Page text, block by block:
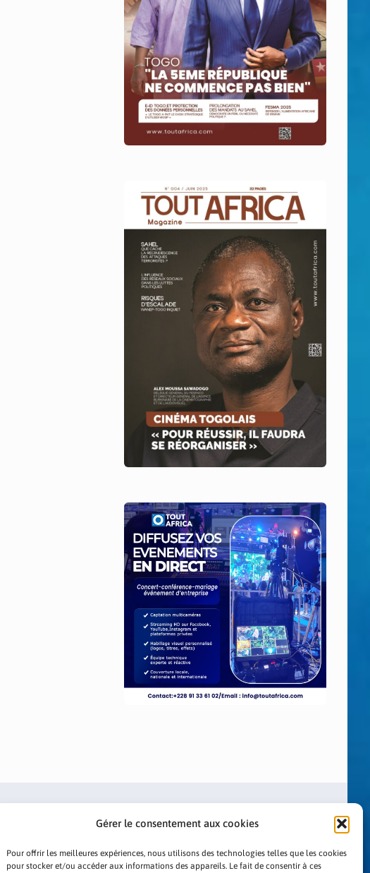
Gérer le consentement aux cookies
Pour offrir les meilleures expériences, nous utilisons des technologies telles que les cookies
pour stocker et/ou accéder aux informations des appareils. Le fait de consentir à ces